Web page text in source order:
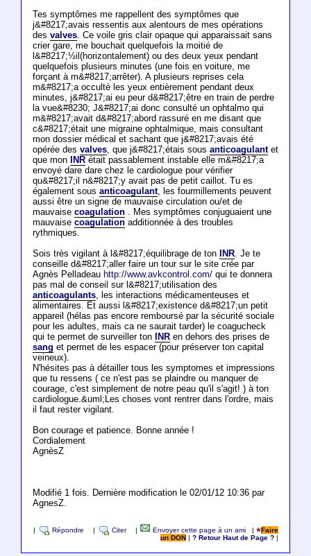
Tes symptômes me rappellent des symptômes que
j&#8217;avais ressentis aux alentours de mes opérations
des valves. Ce voile gris clair opaque qui apparaissait sans
crier gare, me bouchait quelquefois la moitié de
l&#8217;½il(horizontalement) ou des deux yeux pendant
quelquefois plusieurs minutes (une fois en voiture, me
forçant à m&#8217;arrêter). A plusieurs reprises cela
m&#8217;a occulté les yeux entièrement pendant deux
minutes, j&#8217;ai eu peur d&#8217;être en train de perdre
la vue&#8230; J&#8217;ai donc consulté un ophtalmo qui
m&#8217;avait d&#8217;abord rassuré en me disant que
c&#8217;était une migraine ophtalmique, mais consultant
mon dossier médical et sachant que j&#8217;avais été
opérée des valves, que j&#8217;étais sous anticoagulantet
que mon
INRétait passablement instable elle m&#8217;a
envoyé dare dare chez le cardiologue pour vérifier
qu&#8217;il n&#8217;y avait pas de petit caillot. Tu es
également sous anticoagulant, les fourmillements peuvent
aussi être un signe de mauvaise circulation ou/et de
mauvaise coagulation. Mes symptômes conjuguaient une
mauvaise coagulationadditionnée à des troubles
rythmiques.
Sois très vigilant à l&#8217;équilibrage de ton
INR. Je te
conseille d&#8217;aller faire un tour sur le site crée par
Agnès Pelladeau http://www.avkcontrol.com/qui te donnera
pas mal de conseil sur l&#8217;utilisation des
anticoagulants, les interactions médicamenteuses et
alimentaires. Et aussi l&#8217;existence d&#8217;un petit
appareil (hélas pas encore remboursé par la sécurité sociale
pour les adultes, mais ca ne saurait tarder) le coagucheck
qui te permet de surveiller ton
INRen dehors des prises de
sang et permet de les espacer (pour préserver ton capital
veineux).
N'hésites pas à détailler tous les symptomes et impressions
que tu ressens ( ce n'est pas se plaindre ou manquer de
courage, c'est simplement de notre peau qu'il s'agit! ) à ton
cardiologue.&uml;Les choses vont rentrer dans l'ordre, mais
il faut rester vigilant.
Bon courage et patience. Bonne année !
Cordialement
AgnèsZ
Modifié 1 fois. Dernière modification le 02/01/12 10:36 par
AgnesZ.
Répondre Citer Envoyer cette page à un ami |
Faire
un DON
|? Retour Haut de Page ?